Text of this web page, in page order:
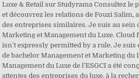
Luxe & Retail sur Studyrama Consultez
et découvrez les relations de Fouzi Salim,
des entreprises similaires. Je suis au sein
Marketing et Management du Luxe.
isn't expressly permitted by a rule. Je suis
de bachelor Management et Marketing du
Management du Luxe de l’ESGCI a été
attentes des entreprises du luxe, à la